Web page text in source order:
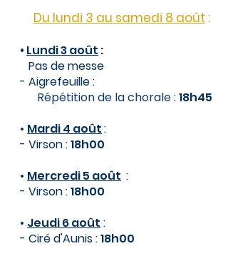
Du lundi 3 au samedi 8 août :
​​• Lundi 3août :
Pas de messe​
- Aigrefeuille :
Répétition de la chorale : 18h45
• Mardi 4 août:
- Virson :18h00
• Mercredi 5 août :
- Virson :18h00
• Jeudi 6 août :
- Ciré d'Aunis :18h00